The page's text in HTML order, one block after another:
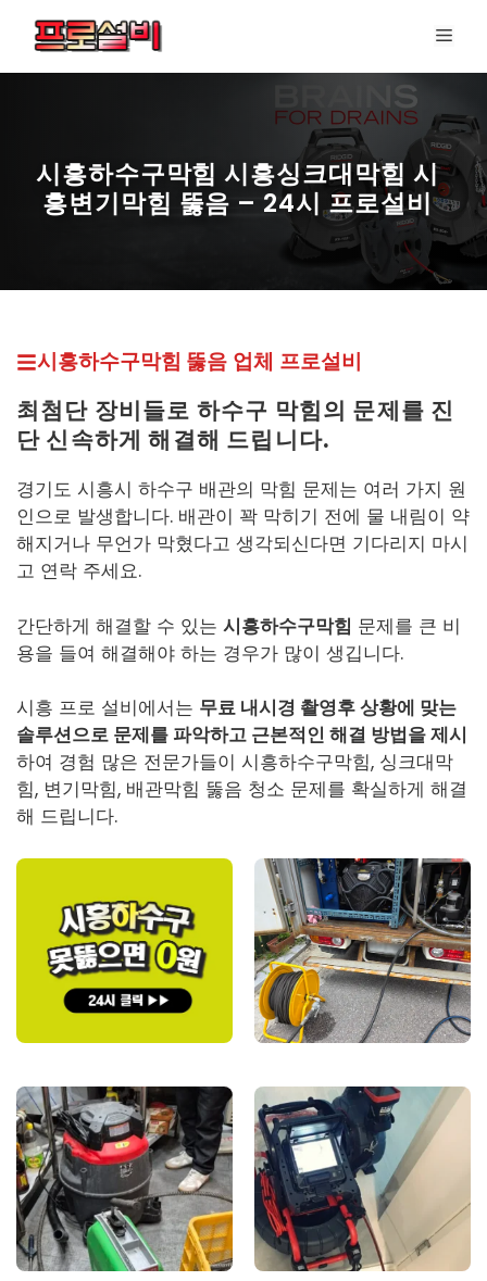
츠
메
시흥하수구막힘 시흥싱크대막힘 시
흥변기막힘 뚫음 – 24시 프로설비
프로설비 최신 페이지
시흥하수구막힘 뚫음 업체 프로설비
최첨단 장비들로 하수구 막힘의 문제를 진
단 신속하게 해결해 드립니다.
경기도 시흥시 하수구 배관의 막힘 문제는 여러 가지 원
인으로 발생합니다. 배관이 꽉 막히기 전에 물 내림이 약
해지거나 무언가 막혔다고 생각되신다면 기다리지 마시
고 연락 주세요.
간단하게 해결할 수 있는 시흥하수구막힘 문제를 큰 비
용을 들여 해결해야 하는 경우가 많이 생깁니다.
시흥 프로 설비에서는 무료 내시경 촬영후 상황에 맞는
솔루션으로 문제를 파악하고 근본적인 해결 방법을 제시
하여 경험 많은 전문가들이 시흥하수구막힘, 싱크대막
힘, 변기막힘, 배관막힘 뚫음 청소 문제를 확실하게 해결
해 드립니다.